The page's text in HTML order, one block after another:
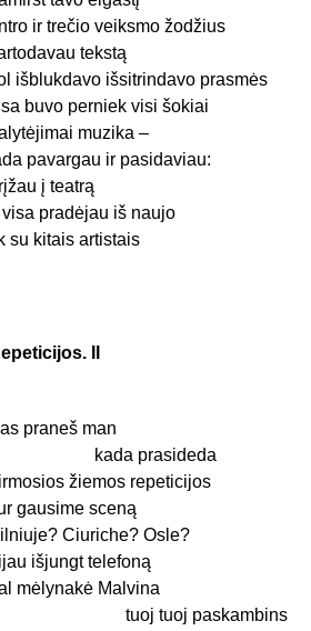
ir trečio veiksmo žodžius
tekstą
išblukdavo išsitrindavo prasmės
buvo perniek visi šokiai
muzika –
pavargau ir pasidaviau:
į teatrą
visa pradėjau iš naujo
su kitais artistais
II
praneš man
prasideda
žiemos repeticijos
gausime sceną
Ciuriche? Osle?
išjungt telefoną
mėlynakė Malvina
tuoj paskambins